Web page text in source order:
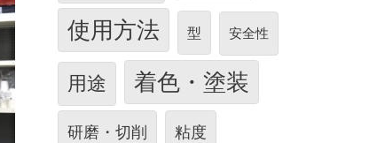
使用方法 型 安全性
用途 着色・塗装
研磨・切削 粘度